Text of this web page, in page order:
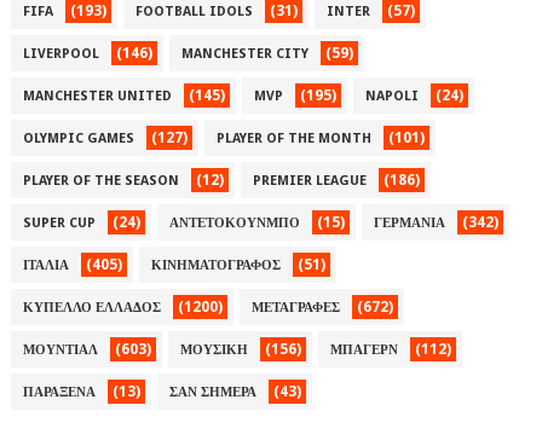
FIFA (193) FOOTBALL IDOLS (31) INTER (57)
LIVERPOOL (146) MANCHESTER CITY (59)
MANCHESTER UNITED (145) MVP (195) NAPOLI (24)
OLYMPIC GAMES (127) PLAYER OF THE MONTH (101)
PLAYER OF THE SEASON (12) PREMIER LEAGUE (186)
SUPER CUP (24) ΑΝΤΕΤΟΚΟΥΝΜΠΟ (15) ΓΕΡΜΑΝΙΑ (342)
ΙΤΑΛΙΑ (405) ΚΙΝΗΜΑΤΟΓΡΑΦΟΣ (51)
ΚΥΠΕΛΛΟ ΕΛΛΑΔΟΣ (1200) ΜΕΤΑΓΡΑΦΕΣ (672)
ΜΟΥΝΤΙΑΛ (603) ΜΟΥΣΙΚΗ (156) ΜΠΑΓΕΡΝ (112)
ΠΑΡΑΞΕΝΑ (13) ΣΑΝ ΣΗΜΕΡΑ (43)